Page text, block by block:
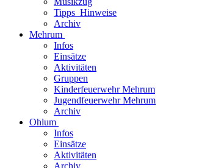
Tipps_Hinweise
Archiv
Mehrum
Infos
Einsätze
Aktivitäten
Gruppen
Kinderfeuerwehr Mehrum
Jugendfeuerwehr Mehrum
Archiv
Ohlum
Infos
Einsätze
Aktivitäten
Archiv